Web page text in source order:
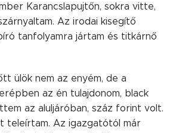
Karancslapujtőn, sokra vitte,
Az irodai kisegítő
tanfolyamra jártam és titkárnő
ülök nem az enyém, de a
az én tulajdonom, black
az aluljáróban, száz forint volt.
teleírtam. Az igazgatótól már